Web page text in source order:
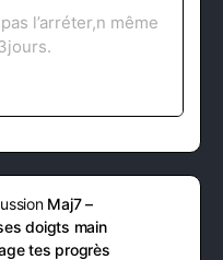
l’arréter,n même
Maj7 –
doigts main
tes progrès